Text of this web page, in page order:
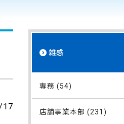
17
雑感
専務 (54)
店舗事業本部 (231)